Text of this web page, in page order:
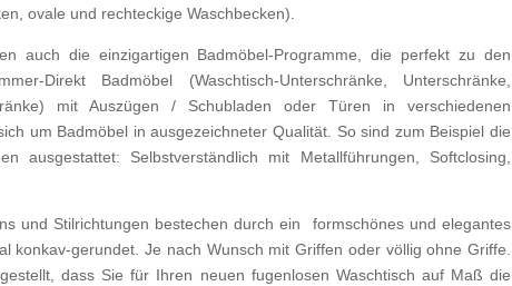
ovale und rechteckige Waschbecken).
auch die einzigartigen Badmöbel-Programme, die perfekt zu den
Direkt Badmöbel (Waschtisch-Unterschränke, Unterschränke,
mit Auszügen / Schubladen oder Türen in verschiedenen
um Badmöbel in ausgezeichneter Qualität. So sind zum Beispiel die
Selbstverständlich mit Metallführungen, Softclosing,
und Stilrichtungen bestechen durch ein formschönes und elegantes
konkav-gerundet. Je nach Wunsch mit Griffen oder völlig ohne Griffe.
dass Sie für Ihren neuen fugenlosen Waschtisch auf Maß die